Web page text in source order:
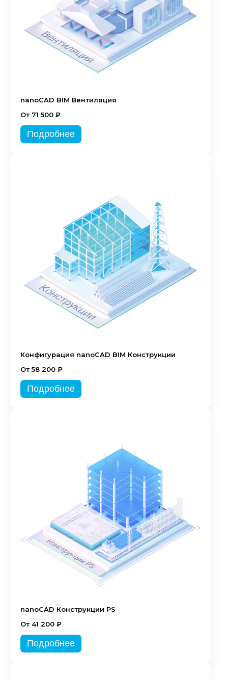
nanoCAD BIM Вентиляция
От 71 500 ₽
Подробнее
Конфигурация nanoCAD BIM Конструкции
От 58 200 ₽
Подробнее
nanoCAD Конструкции PS
От 41 200 ₽
Подробнее